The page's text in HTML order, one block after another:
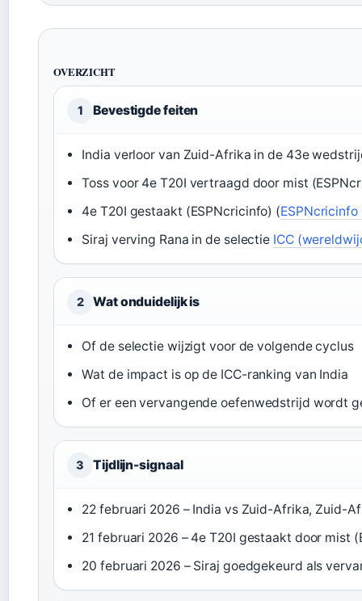
OVERZICHT
1 Bevestigde feiten
India verloor van Zuid-Afrika in de 43e
Toss voor 4e T20I vertraagd door mist
4e T20I gestaakt (ESPNcricinfo) (
Siraj verving Rana in de selectie ICC
2 Wat onduidelijk is
Of de selectie wijzigt voor de volgende cyclus
Wat de impact is op de ICC-ranking van India
Of er een vervangende oefenwedstrijd wordt
3 Tijdlijn-signaal
22 februari 2026 – India vs Zuid-Afrika, Zuid-
21 februari 2026 – 4e T20I gestaakt door mist
20 februari 2026 – Siraj goedgekeurd als